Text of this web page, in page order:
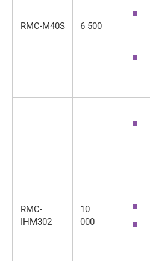
RMC-М40S 6 500
RMC-
IHM302
10
000